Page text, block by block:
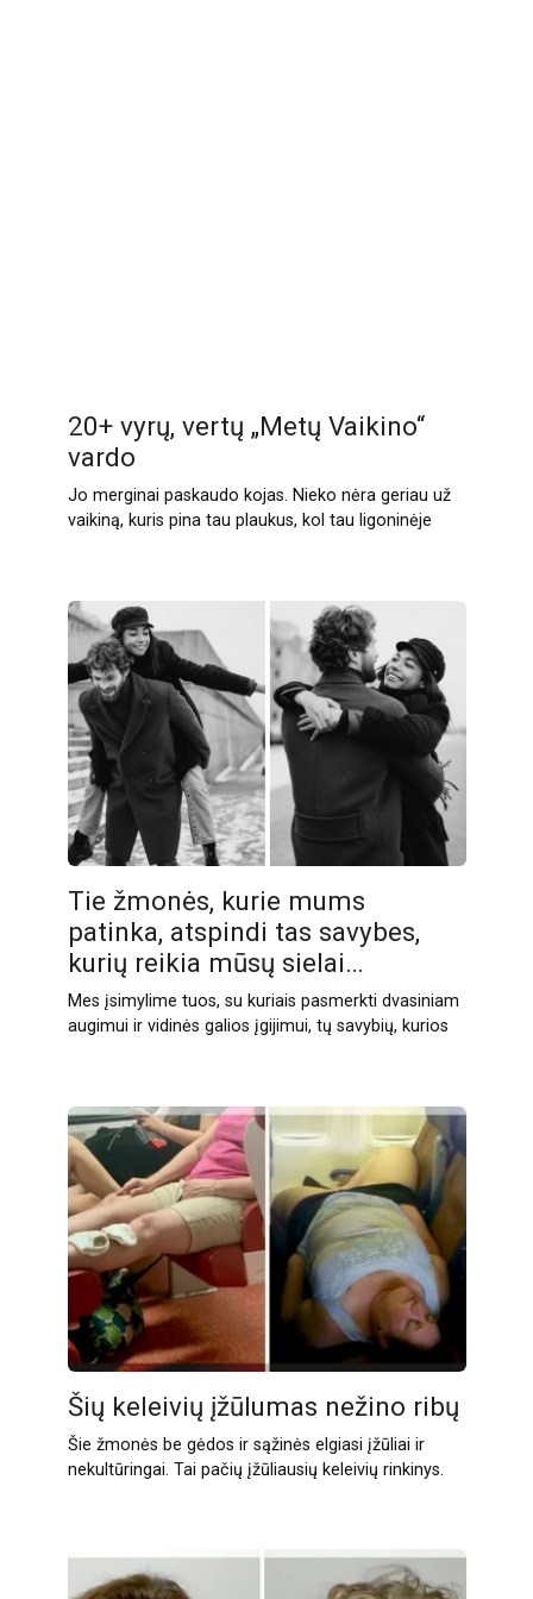
20+ vyrų, vertų „Metų Vaikino“
vardo
Jo merginai paskaudo kojas. Nieko nėra geriau už
vaikiną, kuris pina tau plaukus, kol tau ligoninėje
Tie žmonės, kurie mums
patinka, atspindi tas savybes,
kurių reikia mūsų sielai…
Mes įsimylime tuos, su kuriais pasmerkti dvasiniam
augimui ir vidinės galios įgijimui, tų savybių, kurios
Šių keleivių įžūlumas nežino ribų
Šie žmonės be gėdos ir sąžinės elgiasi įžūliai ir
nekultūringai. Tai pačių įžūliausių keleivių rinkinys.